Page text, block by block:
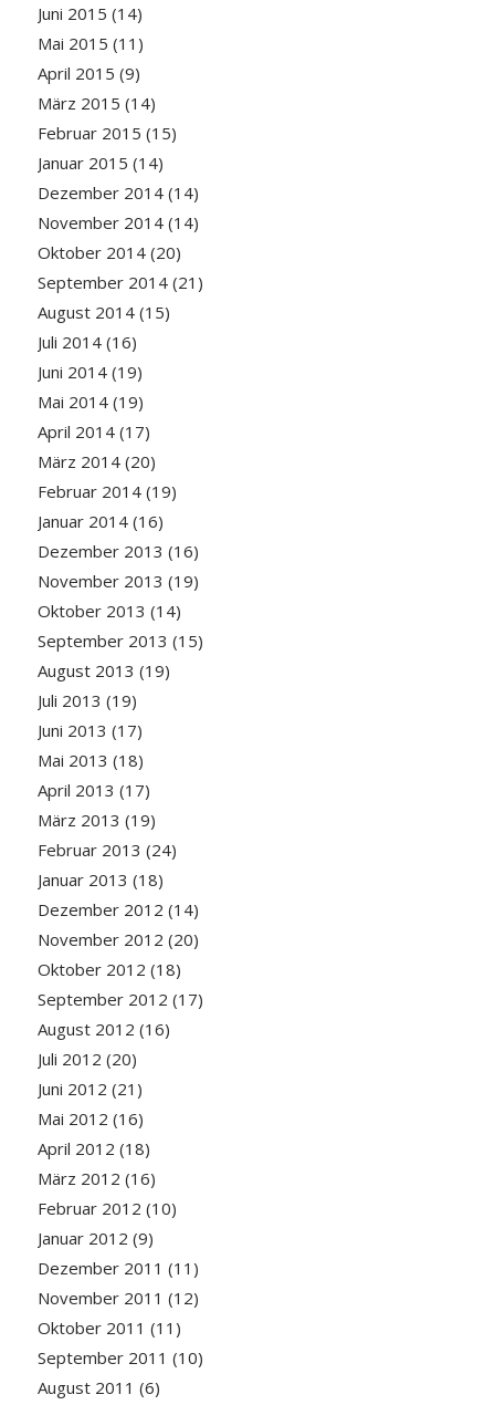
Juni 2015 (14)
Mai 2015 (11)
April 2015 (9)
März 2015 (14)
Februar 2015 (15)
Januar 2015 (14)
Dezember 2014(14)
November 2014(14)
Oktober 2014(20)
September 2014(21)
August 2014(15)
Juli 2014(16)
Juni 2014(19)
Mai 2014(19)
April 2014(17)
März 2014(20)
Februar 2014(19)
Januar 2014(16)
Dezember 2013 (16)
November 2013 (19)
Oktober 2013 (14)
September 2013 (15)
August 2013 (19)
Juli 2013 (19)
Juni 2013 (17)
Mai 2013 (18)
April 2013 (17)
März 2013 (19)
Februar 2013 (24)
Januar 2013 (18)
Dezember 2012 (14)
November 2012 (20)
Oktober 2012 (18)
September 2012 (17)
August 2012 (16)
Juli 2012 (20)
Juni 2012 (21)
Mai 2012 (16)
April 2012 (18)
März 2012 (16)
Februar 2012 (10)
Januar 2012 (9)
Dezember 2011 (11)
November 2011 (12)
Oktober 2011 (11)
September 2011 (10)
August 2011 (6)